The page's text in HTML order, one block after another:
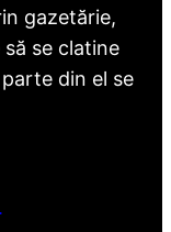
gazetărie,
se clatine
din el se